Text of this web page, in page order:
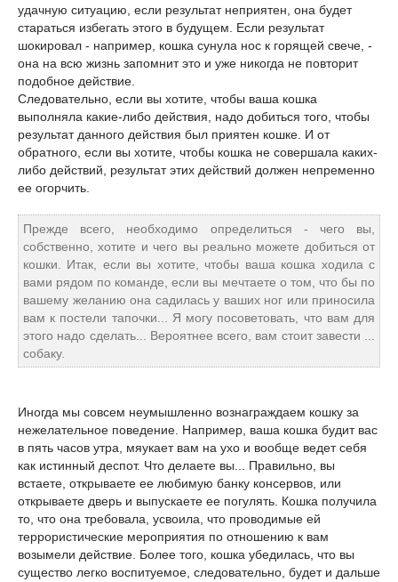
удачную ситуацию, если результат неприятен, она будет
стараться избегать этого в будущем. Если результат
шокировал - например, кошка сунула нос к горящей свече, -
она на всю жизнь запомнит это и уже никогда не повторит
подобное действие.
Следовательно, если вы хотите, чтобы ваша кошка
выполняла какие-либо действия, надо добиться того, чтобы
результат данного действия был приятен кошке. И от
обратного, если вы хотите, чтобы кошка не совершала каких-
либо действий, результат этих действий должен непременно
ее огорчить.
Прежде всего, необходимо определиться - чего вы,
собственно, хотите и чего вы реально можете добиться от
кошки. Итак, если вы хотите, чтобы ваша кошка ходила с
вами рядом по команде, если вы мечтаете о том, что бы по
вашему желанию она садилась у ваших ног или приносила
вам к постели тапочки... Я могу посоветовать, что вам для
этого надо сделать... Вероятнее всего, вам стоит завести ...
собаку.
Иногда мы совсем неумышленно вознаграждаем кошку за
нежелательное поведение. Например, ваша кошка будит вас
в пять часов утра, мяукает вам на ухо и вообще ведет себя
как истинный деспот. Что делаете вы... Правильно, вы
встаете, открываете ее любимую банку консервов, или
открываете дверь и выпускаете ее погулять. Кошка получила
то, что она требовала, усвоила, что проводимые ей
террористические мероприятия по отношению к вам
возымели действие. Более того, кошка убедилась, что вы
существо легко воспитуемое, следовательно, будет и дальше